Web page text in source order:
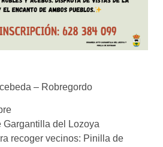
– Robregordo
Gargantilla del Lozoya
recoger vecinos: Pinilla de